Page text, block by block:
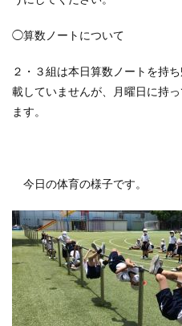
◯算数ノートについて
２・３組は本日算数ノートを持
載していませんが、月曜日に持
ます。
今日の体育の様子です。